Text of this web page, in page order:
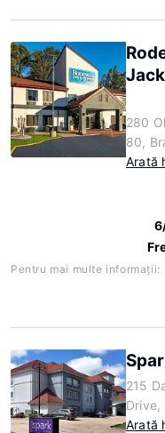
280
80,
Arată
Pentru mai multe informaţii:
215
Drive,
Arată